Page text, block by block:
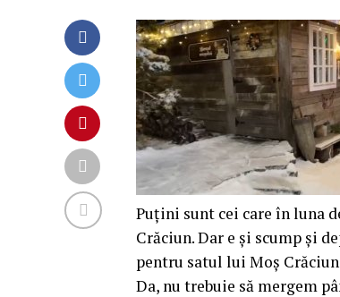
Puțini sunt cei care în luna
Crăciun. Dar e și scump și
pentru satul lui Moș
Da, nu trebuie să mergem